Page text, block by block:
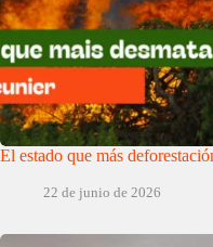
El estado que más
22 de junio de 2026